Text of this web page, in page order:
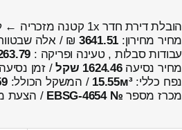
הובלת דירת חדר 1x קטנה מזכריה ← לכפר חושן
מחיר מחירון: 3641.51 ₪ / אלה
עבודות סבלות , טעינה ופריקה : ₪
מחיר נסיעה1624.46 שקל / זמן
נפח כללי:15.55м³ / המשקל הכולל:
מכרז מספר № EBSG-4654 / הצעת